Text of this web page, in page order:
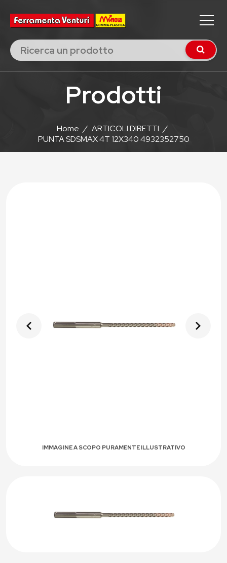
Prodotti
Home / ARTICOLI DIRETTI /
PUNTA SDSMAX 4T 12X340 4932352750
IMMAGINE A SCOPO PURAMENTE ILLUSTRATIVO